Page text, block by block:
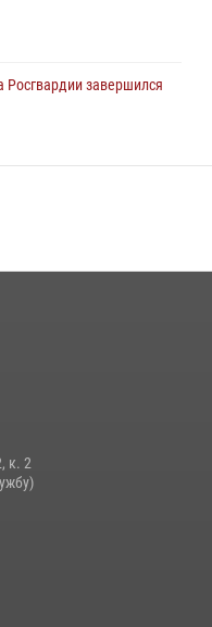
Росгвардии завершился
105-летие
к. 2